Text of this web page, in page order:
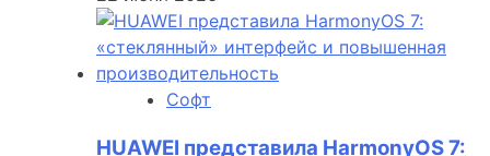
Софт
HUAWEI представила HarmonyOS 7: